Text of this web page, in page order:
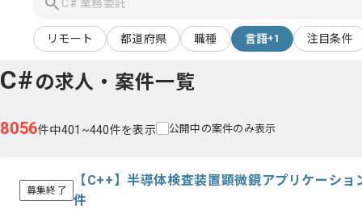
リモート 都道府県 職種 言語+1 注目条件
C#の求人・案件一覧
8056件中401~440件を表示 公開中の案件のみ表示
募集終了
【C++】半導体検査装置顕微鏡アプリケーシ
件